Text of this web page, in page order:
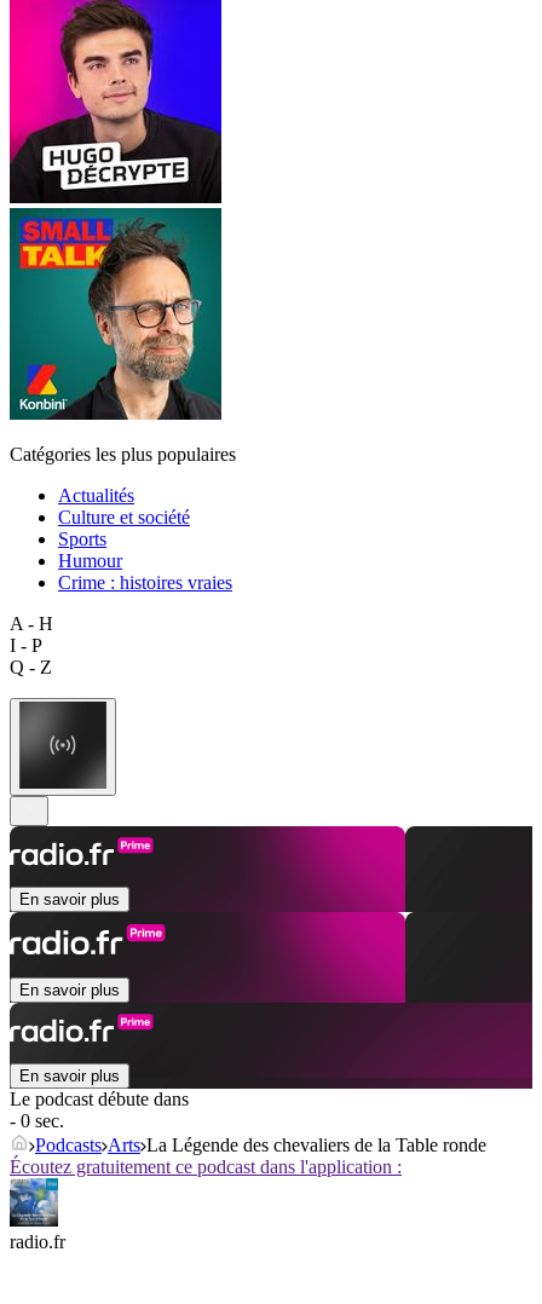
Catégories les plus populaires
Actualités
Culture et société
Sports
Humour
Crime : histoires vraies
A - H
I - P
Q - Z
En savoir plus
En savoir plus
En savoir plus
Le podcast débute dans
- 0 sec.
Podcasts Arts La Légende des chevaliers de la Table ronde
Écoutez gratuitement ce podcast dans l'application :
radio.fr